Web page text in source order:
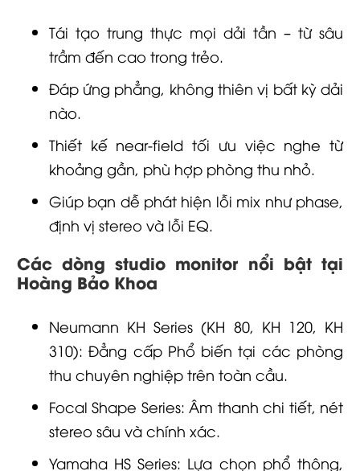
Tái tạo trung thực mọi dải tần – từ sâu
trầm đến cao trong trẻo.
Đáp ứng phẳng, không thiên vị bất kỳ dải
nào.
Thiết kế near-field tối ưu việc nghe từ
khoảng gần, phù hợp phòng thu nhỏ.
Giúp bạn dễ phát hiện lỗi mix như phase,
định vị stereo và lỗi EQ.
Các dòng studio monitor nổi bật tại
Hoàng Bảo Khoa
Neumann KH Series (KH 80, KH 120, KH
310): Đẳng cấp Phổ biến tại các phòng
thu chuyên nghiệp trên toàn cầu.
Focal Shape Series: Âm thanh chi tiết, nét
stereo sâu và chính xác.
Yamaha HS Series: Lựa chọn phổ thông,